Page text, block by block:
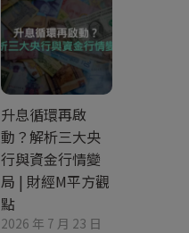
升息循環再啟
動？解析三大央
行與資金行情變
局 | 財經M平方觀
點
2026 年 7 月 23 日